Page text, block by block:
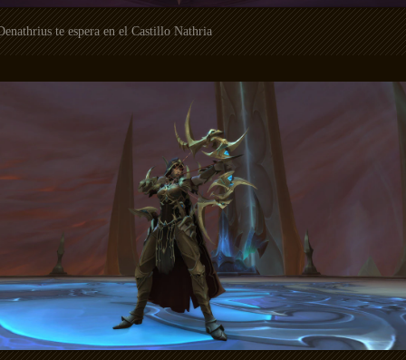
te espera en el Castillo Nathria